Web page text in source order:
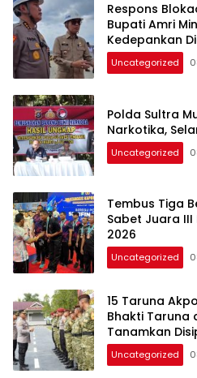
Respons
Bupati Amri
Kedepankan
Hukum
Uncategorized
Polda Sultra
Narkotika,
Uncategorized
Tembus Tiga
Sabet Juara
2026
Uncategorized
15 Taruna
Bhakti Taruna
Tanamkan
Uncategorized